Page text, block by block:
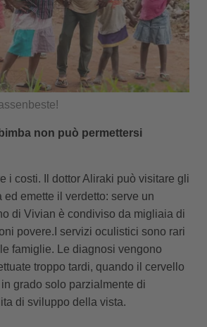
non può permettersi
i costi. Il dottor Aliraki può visitare gli
emette il verdetto: serve un
di Vivian è condiviso da migliaia di
povere.I servizi oculistici sono rari
famiglie. Le diagnosi vengono
troppo tardi, quando il cervello
grado solo parzialmente di
di sviluppo della vista.